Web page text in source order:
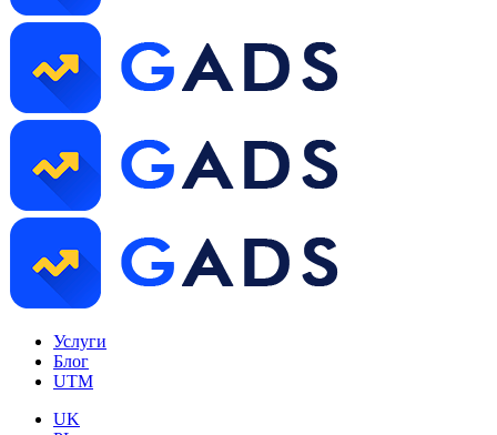
Услуги
Блог
UTM
UK